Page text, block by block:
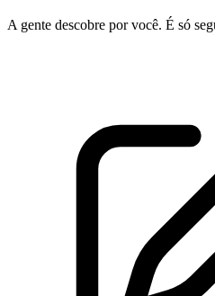
A gente descobre por você. É só